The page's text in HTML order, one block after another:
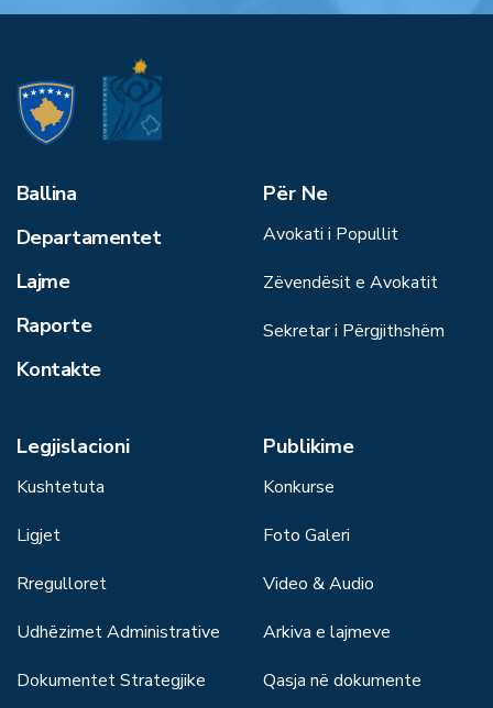
Ballina
Departamentet
Lajme
Raporte
Kontakte
Për Ne
Avokati i Popullit
Zëvendësit e Avokatit
Sekretar i Përgjithshëm
Legjislacioni
Kushtetuta
Ligjet
Rregulloret
Udhëzimet Administrative
Dokumentet Strategjike
Publikime
Konkurse
Foto Galeri
Video & Audio
Arkiva e lajmeve
Qasja në dokumente